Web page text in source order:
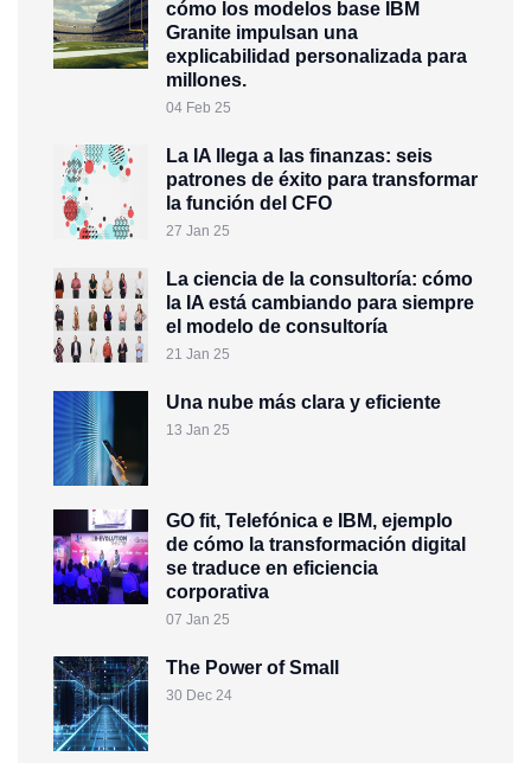
cómo los modelos base IBM
Granite impulsan una
explicabilidad personalizada para
millones.
04 Feb 25
La IA llega a las finanzas: seis
patrones de éxito para transformar
la función del CFO
27 Jan 25
La ciencia de la consultoría: cómo
la IA está cambiando para siempre
el modelo de consultoría
21 Jan 25
Una nube más clara y eficiente
13 Jan 25
GO fit, Telefónica e IBM, ejemplo
de cómo la transformación digital
se traduce en eficiencia
corporativa
07 Jan 25
The Power of Small
30 Dec 24